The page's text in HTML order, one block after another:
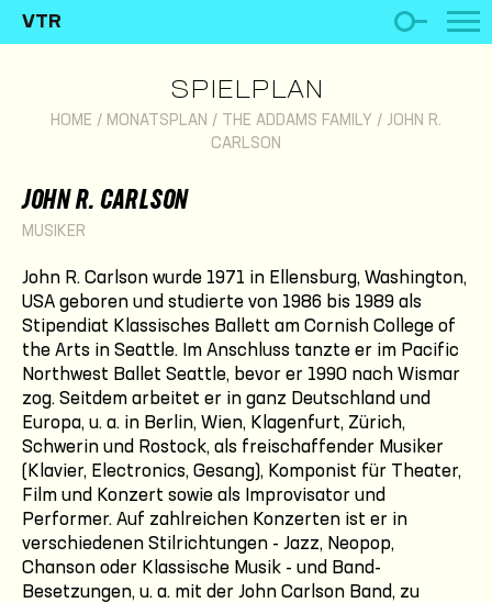
VTR
SPIELPLAN
HOME / MONATSPLAN / THE ADDAMS FAMILY / JOHN R.
CARLSON
JOHN R. CARLSON
MUSIKER
John R. Carlson wurde 1971 in Ellensburg, Washington,
USA geboren und studierte von 1986 bis 1989 als
Stipendiat Klassisches Ballett am Cornish College of
the Arts in Seattle. Im Anschluss tanzte er im Pacific
Northwest Ballet Seattle, bevor er 1990 nach Wismar
zog. Seitdem arbeitet er in ganz Deutschland und
Europa, u. a. in Berlin, Wien, Klagenfurt, Zürich,
Schwerin und Rostock, als freischaffender Musiker
(Klavier, Electronics, Gesang), Komponist für Theater,
Film und Konzert sowie als Improvisator und
Performer. Auf zahlreichen Konzerten ist er in
verschiedenen Stilrichtungen - Jazz, Neopop,
Chanson oder Klassische Musik - und Band-
Besetzungen, u. a. mit der John Carlson Band, zu